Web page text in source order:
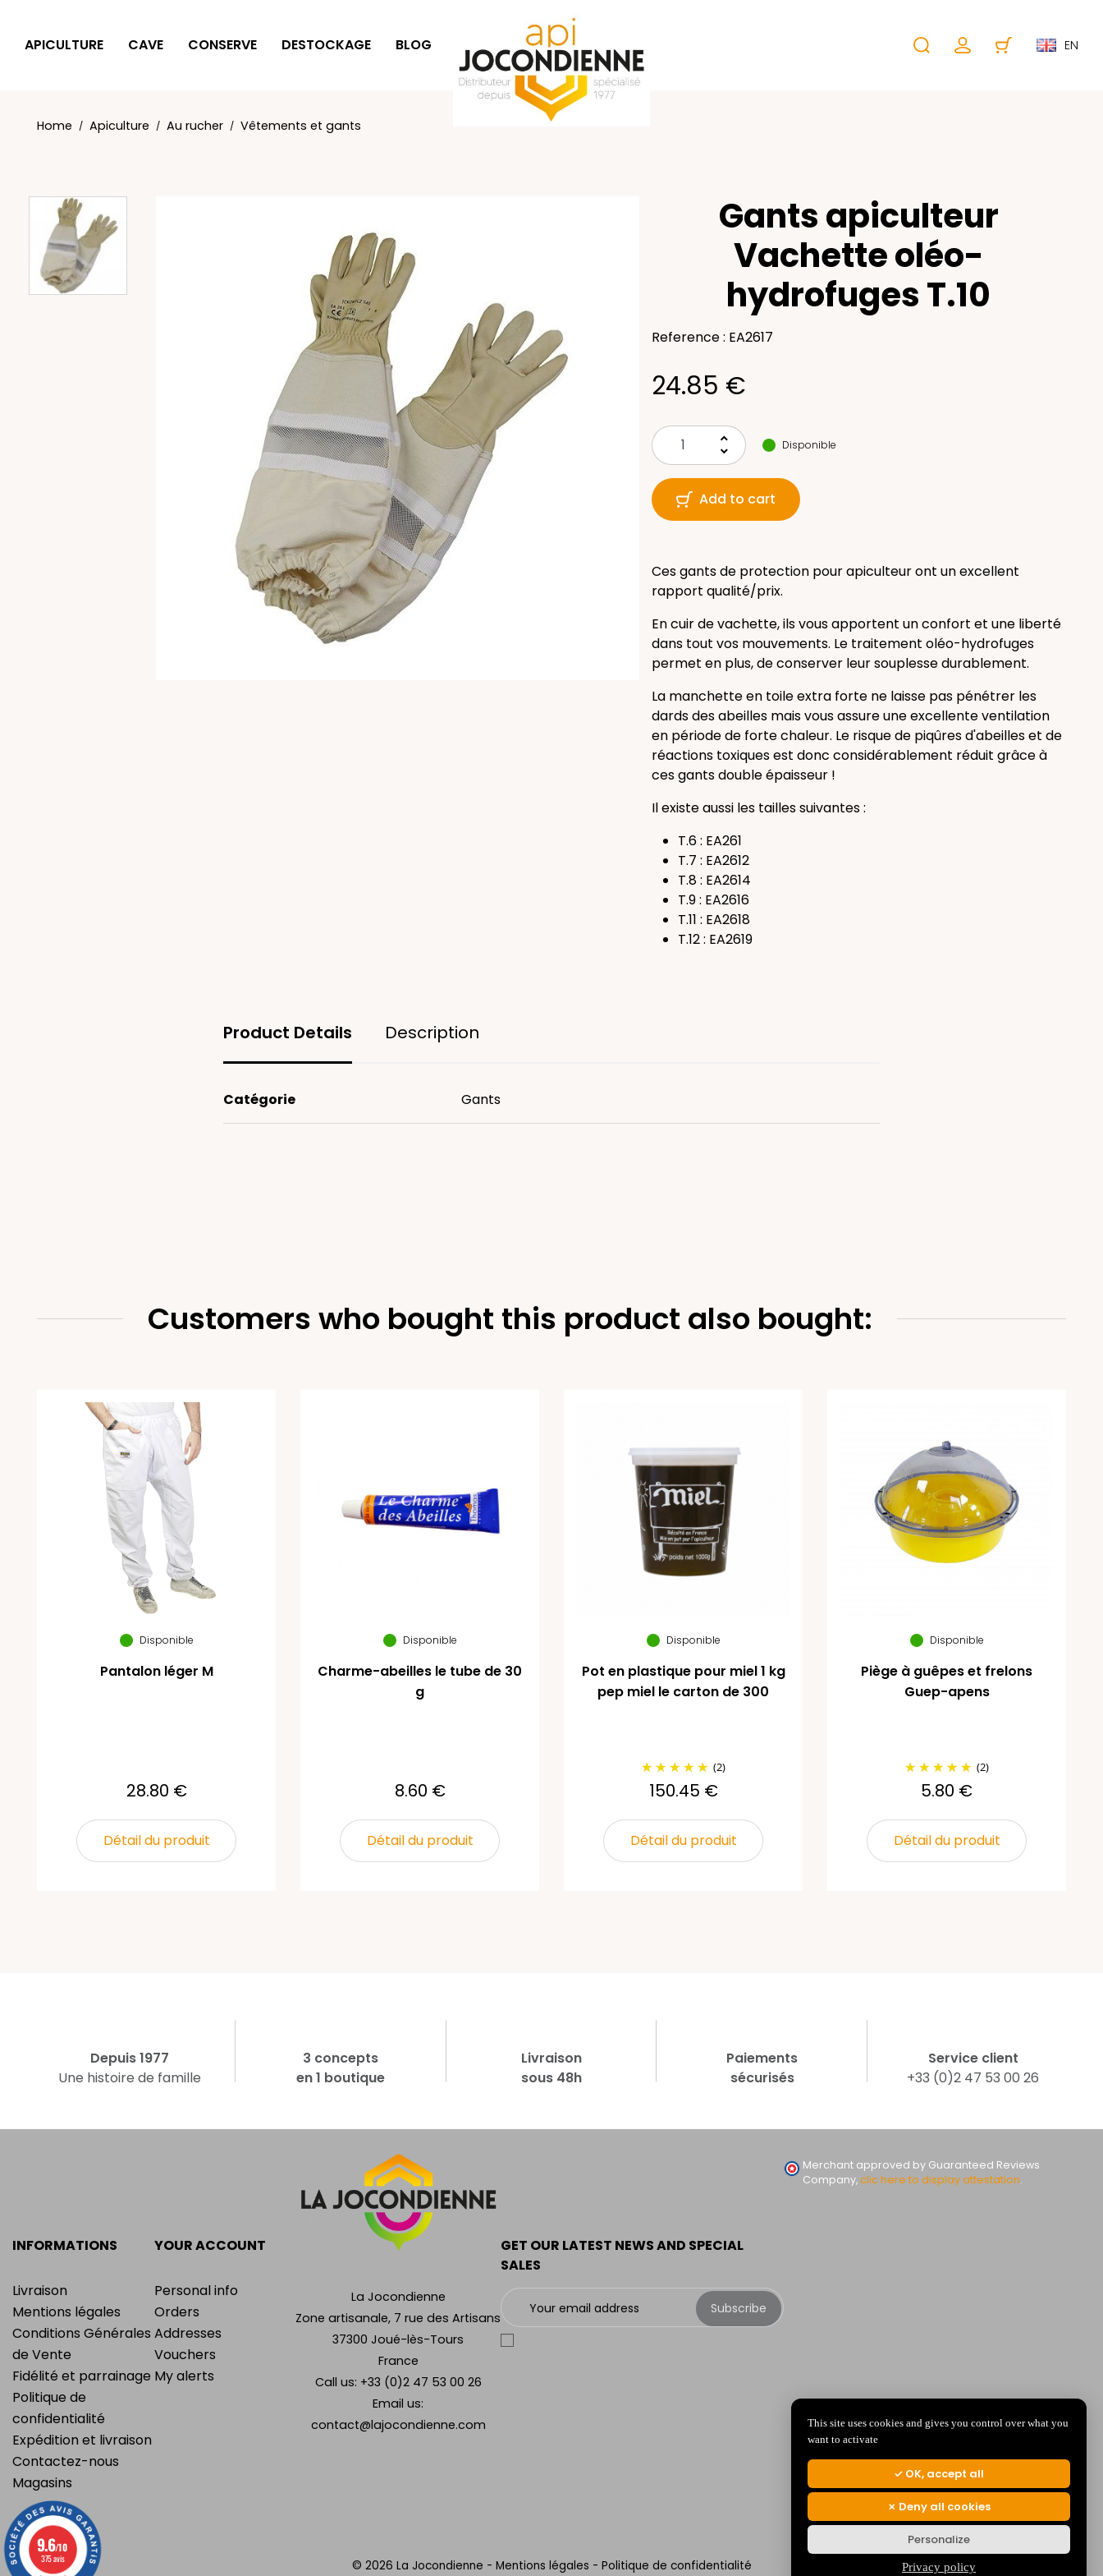
APICULTURE CAVE CONSERVE DESTOCKAGE BLOG IDÉES CADEAUX EN
Home Apiculture Au rucher Vêtements et gants
Gants apiculteur
Vachette oléo-
hydrofuges T.10
Reference : EA2617
24.85 €
keyboard_arrow_up
keyboard_arrow_down
Disponible
Add to cart
Ces gants de protection pour apiculteur ont un excellent
rapport qualité/prix.
En cuir de vachette, ils vous apportent un confort et une liberté
dans tout vos mouvements. Le traitement oléo-hydrofuges
permet en plus, de conserver leur souplesse durablement.
La manchette en toile extra forte ne laisse pas pénétrer les
dards des abeilles mais vous assure une excellente ventilation
en période de forte chaleur. Le risque de piqûres d'abeilles et de
réactions toxiques est donc considérablement réduit grâce à
ces gants double épaisseur !
Il existe aussi les tailles suivantes :
T.6 : EA261
T.7 : EA2612
T.8 : EA2614
T.9 : EA2616
T.11 : EA2618
T.12 : EA2619
Product Details Description
Catégorie Gants
Customers who bought this product also bought:
Disponible
Pantalon léger M
28.80 €
Détail du produit
Disponible
Charme-abeilles le tube de 30
g
8.60 €
Détail du produit
Disponible
Pot en plastique pour miel 1 kg
pep miel le carton de 300
(2)
150.45 €
Détail du produit
Disponible
Piège à guêpes et frelons
Guep-apens
(2)
5.80 €
Détail du produit
Depuis 1977
Une histoire de famille
3 concepts
en 1 boutique
Livraison
sous 48h
Paiements
sécurisés
Service client
+33 (0)2 47 53 00 26
INFORMATIONS
Livraison
Mentions légales
Conditions Générales
de Vente
Fidélité et parrainage
Politique de
confidentialité
Expédition et livraison
Contactez-nous
Magasins
YOUR ACCOUNT
Personal info
Orders
Addresses
Vouchers
My alerts
La Jocondienne
Zone artisanale, 7 rue des Artisans
37300 Joué-lès-Tours
France
Call us: +33 (0)2 47 53 00 26
Email us:
contact@lajocondienne.com
GET OUR LATEST NEWS AND SPECIAL
SALES
Subscribe
Merchant approved by Guaranteed Reviews
Company,clic here to display attestation.
© 2026 La Jocondienne - Mentions légales - Politique de confidentialité
9.6/10
375 avis
This site uses cookies and gives you control over what you
want to activate
OK, accept all
Deny all cookies
Personalize
Privacy policy